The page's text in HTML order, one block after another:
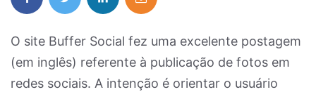
O site Buffer Social fez uma excelente postagem
(em inglês) referente à publicação de fotos em
redes sociais. A intenção é orientar o usuário